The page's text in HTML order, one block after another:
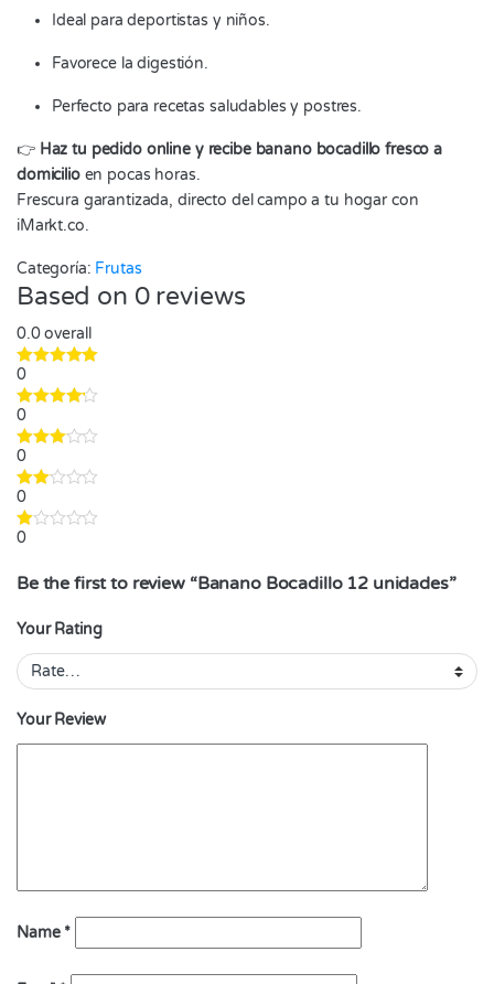
Ideal para deportistas y niños.
Favorece la digestión.
Perfecto para recetas saludables y postres.
👉 Haz tu pedido online y recibe banano bocadillo fresco a
domicilioen pocas horas.
Frescura garantizada, directo del campo a tu hogar con
iMarkt.co.
Categoría: Frutas
Based on 0 reviews
0.0overall
0
0
0
0
0
Be the first to review “Banano Bocadillo 12 unidades”
Your Rating
Your Review
Name *